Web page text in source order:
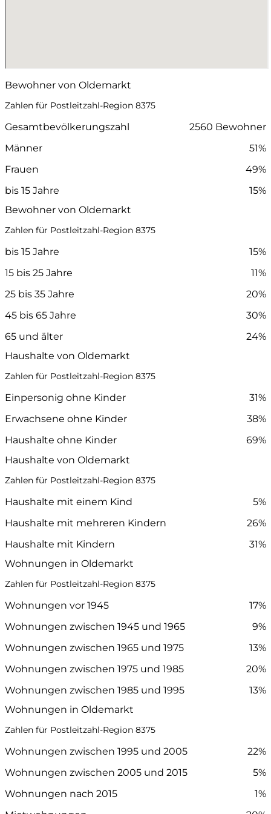
Bewohner von Oldemarkt
Zahlen für Postleitzahl-Region 8375
Gesamtbevölkerungszahl
2560 Bewohner
Männer
51%
Frauen
49%
bis 15 Jahre
15%
Bewohner von Oldemarkt
Zahlen für Postleitzahl-Region 8375
bis 15 Jahre
15%
15 bis 25 Jahre
11%
25 bis 35 Jahre
20%
45 bis 65 Jahre
30%
65 und älter
24%
Haushalte von Oldemarkt
Zahlen für Postleitzahl-Region 8375
Einpersonig ohne Kinder
31%
Erwachsene ohne Kinder
38%
Haushalte ohne Kinder
69%
Haushalte von Oldemarkt
Zahlen für Postleitzahl-Region 8375
Haushalte mit einem Kind
5%
Haushalte mit mehreren Kindern
26%
Haushalte mit Kindern
31%
Wohnungen in Oldemarkt
Zahlen für Postleitzahl-Region 8375
Wohnungen vor 1945
17%
Wohnungen zwischen 1945 und 1965
9%
Wohnungen zwischen 1965 und 1975
13%
Wohnungen zwischen 1975 und 1985
20%
Wohnungen zwischen 1985 und 1995
13%
Wohnungen in Oldemarkt
Zahlen für Postleitzahl-Region 8375
Wohnungen zwischen 1995 und 2005
22%
Wohnungen zwischen 2005 und 2015
5%
Wohnungen nach 2015
1%